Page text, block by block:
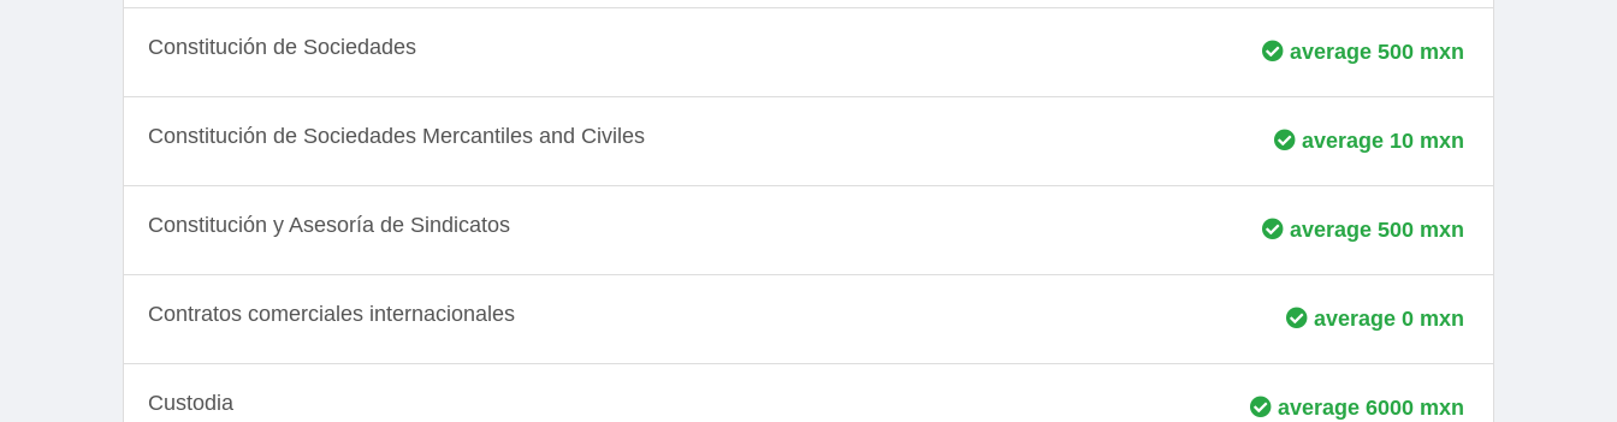
Constitución de Sociedades average 500 mxn
Constitución de Sociedades Mercantiles and Civiles average 10 mxn
Constitución y Asesoría de Sindicatos average 500 mxn
Contratos comerciales internacionales average 0 mxn
Custodia average 6000 mxn